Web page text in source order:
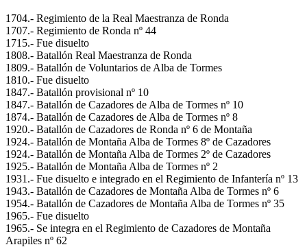
1704.- Regimiento de la Real Maestranza de Ronda
1707.- Regimiento de Ronda nº 44
1715.- Fue disuelto
1808.- Batallón Real Maestranza de Ronda
1809.- Batallón de Voluntarios de Alba de Tormes
1810.- Fue disuelto
1847.- Batallón provisional nº 10
1847.- Batallón de Cazadores de Alba de Tormes nº 10
1874.- Batallón de Cazadores de Alba de Tormes nº 8
1920.- Batallón de Cazadores de Ronda nº 6 de Montaña
1924.- Batallón de Montaña Alba de Tormes 8º de Cazadores
1924.- Batallón de Montaña Alba de Tormes 2º de Cazadores
1925.- Batallón de Montaña Alba de Tormes nº 2
1931.- Fue disuelto e integrado en el Regimiento de Infantería nº 13
1943.- Batallón de Cazadores de Montaña Alba de Tormes nº 6
1954.- Batallón de Cazadores de Montaña Alba de Tormes nº 35
1965.- Fue disuelto
1965.- Se integra en el Regimiento de Cazadores de Montaña
Arapiles nº 62